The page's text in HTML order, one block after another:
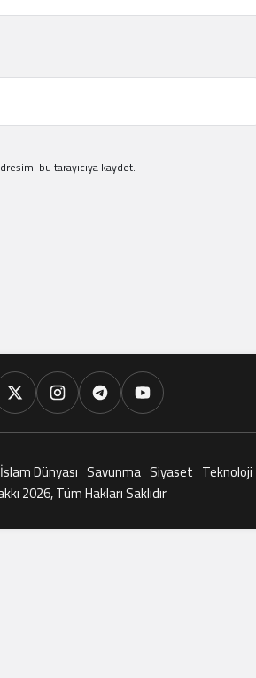
bu tarayıcıya kaydet.
İslam Dünyası Savunma Siyaset Teknoloji
2026, Tüm Hakları Saklıdır